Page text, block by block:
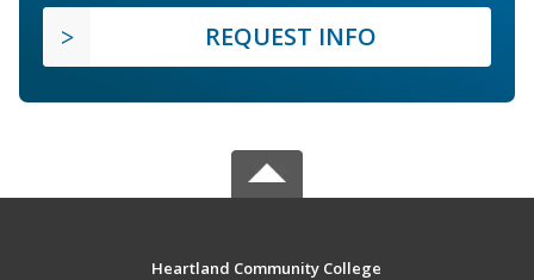
REQUEST INFO
Heartland Community College